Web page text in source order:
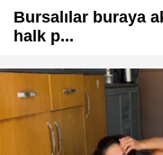
Bursalılar buraya
halk p...